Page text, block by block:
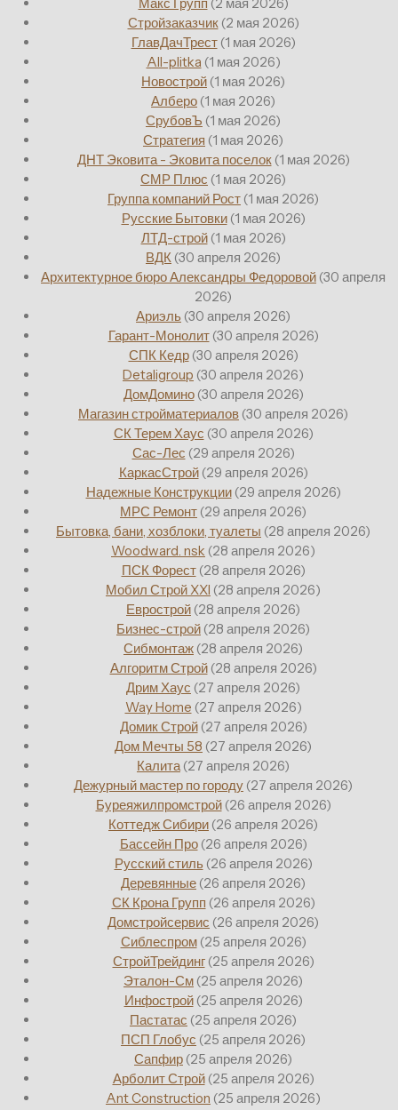
Стройзаказчик (2 мая 2026)
ГлавДачТрест (1 мая 2026)
All-plitka (1 мая 2026)
Новострой (1 мая 2026)
Алберо (1 мая 2026)
СрубовЪ (1 мая 2026)
Стратегия (1 мая 2026)
ДНТ Эковита - Эковита поселок (1 мая 2026)
СМР Плюс (1 мая 2026)
Группа компаний Рост (1 мая 2026)
Русские Бытовки (1 мая 2026)
ЛТД-строй (1 мая 2026)
ВДК (30 апреля 2026)
Архитектурное бюро Александры Федоровой (30 апреля
2026)
Ариэль (30 апреля 2026)
Гарант-Монолит (30 апреля 2026)
СПК Кедр (30 апреля 2026)
Detaligroup (30 апреля 2026)
ДомДомино (30 апреля 2026)
Магазин стройматериалов (30 апреля 2026)
СК Терем Хаус (30 апреля 2026)
Сас-Лес (29 апреля 2026)
КаркасСтрой (29 апреля 2026)
Надежные Конструкции (29 апреля 2026)
МРС Ремонт (29 апреля 2026)
Бытовка, бани, хозблоки, туалеты (28 апреля 2026)
Woodward. nsk (28 апреля 2026)
ПСК Форест (28 апреля 2026)
Мобил Строй XXI (28 апреля 2026)
Еврострой (28 апреля 2026)
Бизнес-строй (28 апреля 2026)
Сибмонтаж (28 апреля 2026)
Алгоритм Строй (28 апреля 2026)
Дрим Хаус (27 апреля 2026)
Way Home (27 апреля 2026)
Домик Строй (27 апреля 2026)
Дом Мечты 58 (27 апреля 2026)
Калита (27 апреля 2026)
Дежурный мастер по городу (27 апреля 2026)
Буреяжилпромстрой (26 апреля 2026)
Коттедж Сибири (26 апреля 2026)
Бассейн Про (26 апреля 2026)
Русский стиль (26 апреля 2026)
Деревянные (26 апреля 2026)
СК Крона Групп (26 апреля 2026)
Домстройсервис (26 апреля 2026)
Сиблеспром (25 апреля 2026)
СтройТрейдинг (25 апреля 2026)
Эталон-См (25 апреля 2026)
Инфострой (25 апреля 2026)
Пастатас (25 апреля 2026)
ПСП Глобус (25 апреля 2026)
Сапфир (25 апреля 2026)
Арболит Строй (25 апреля 2026)
Ant Construction (25 апреля 2026)